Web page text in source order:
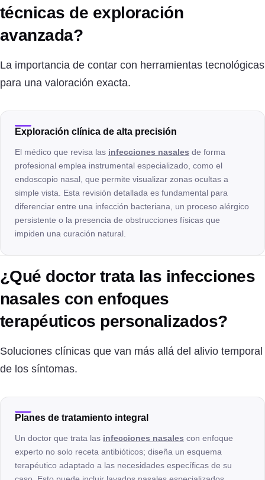
técnicas de exploración
avanzada?
La importancia de contar con herramientas tecnológicas
para una valoración exacta.
Exploración clínica de alta precisión
El médico que revisa las infecciones nasales de forma
profesional emplea instrumental especializado, como el
endoscopio nasal, que permite visualizar zonas ocultas a
simple vista. Esta revisión detallada es fundamental para
diferenciar entre una infección bacteriana, un proceso alérgico
persistente o la presencia de obstrucciones físicas que
impiden una curación natural.
¿Qué doctor trata las infecciones
nasales con enfoques
terapéuticos personalizados?
Soluciones clínicas que van más allá del alivio temporal
de los síntomas.
Planes de tratamiento integral
Un doctor que trata las infecciones nasales con enfoque
experto no solo receta antibióticos; diseña un esquema
terapéutico adaptado a las necesidades específicas de su